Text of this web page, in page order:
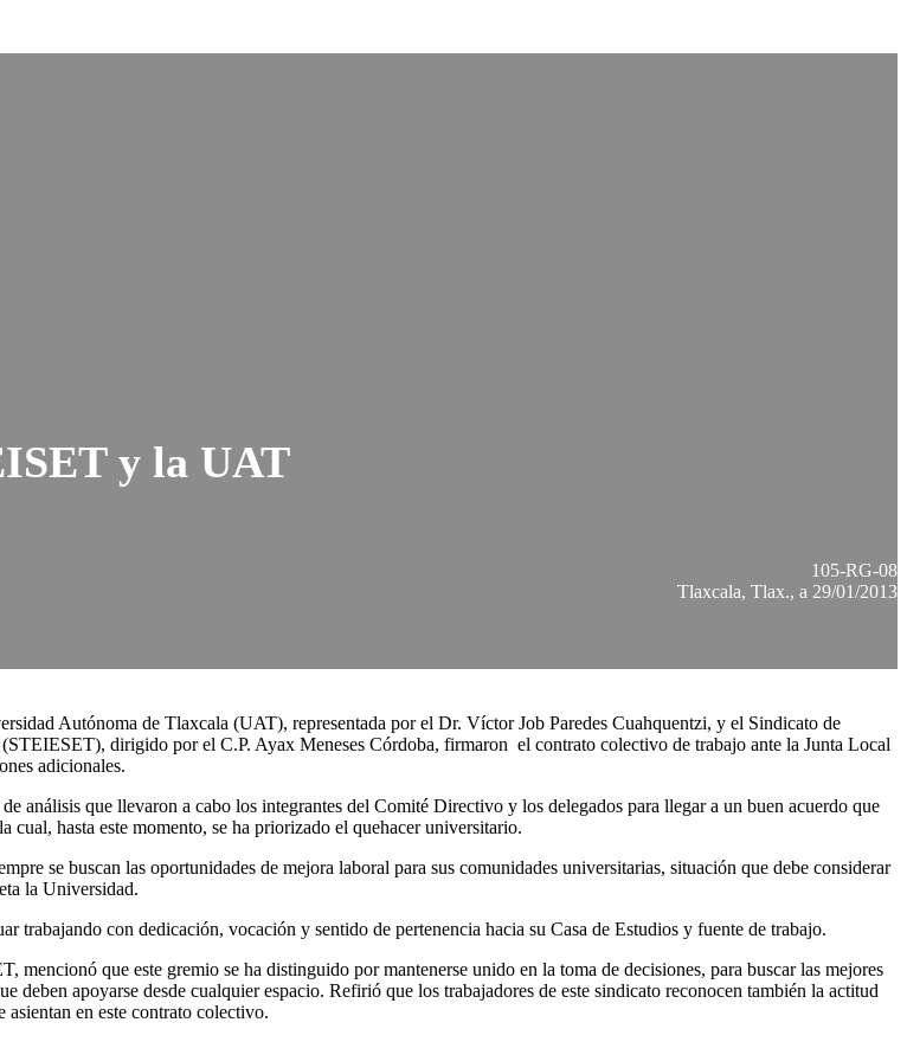
y la UAT
105-RG-08
Tlaxcala, Tlax., a 29/01/2013
Autónoma de Tlaxcala (UAT), representada por el Dr. Víctor Job Paredes Cuahquentzi, y el Sindicato de
dirigido por el C.P. Ayax Meneses Córdoba, firmaron el contrato colectivo de trabajo ante la Junta Local
adicionales.
análisis que llevaron a cabo los integrantes del Comité Directivo y los delegados para llegar a un buen acuerdo que
hasta este momento, se ha priorizado el quehacer universitario.
se buscan las oportunidades de mejora laboral para sus comunidades universitarias, situación que debe considerar
la Universidad.
con dedicación, vocación y sentido de pertenencia hacia su Casa de Estudios y fuente de trabajo.
que este gremio se ha distinguido por mantenerse unido en la toma de decisiones, para buscar las mejores
apoyarse desde cualquier espacio. Refirió que los trabajadores de este sindicato reconocen también la actitud
en este contrato colectivo.